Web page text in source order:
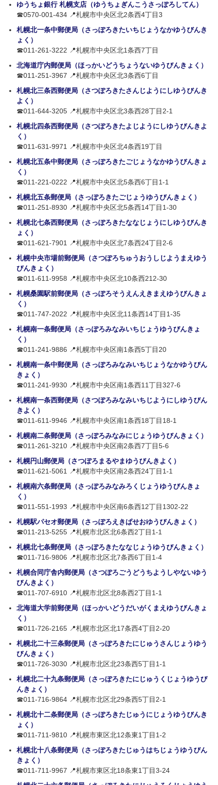
ゆうちょ銀行 札幌支店（ゆうちょぎんこうさっぽろしてん）
☎0570-001-434 📍札幌市中央区北2条西4丁目3
札幌北一条中郵便局（さっぽろきたいちじょうなかゆうびんき
ょく）
☎011-261-3222 📍札幌市中央区北1条西7丁目
北海道庁内郵便局（ほっかいどうちょうないゆうびんきょく）
☎011-251-3967 📍札幌市中央区北3条西6丁目
札幌北三条西郵便局（さつぽろきたさんじようにしゆうびんき
よく）
☎011-644-3205 📍札幌市中央区北3条西28丁目2-1
札幌北四条西郵便局（さつぽろきたよじようにしゆうびんきよ
く）
☎011-631-9971 📍札幌市中央区北4条西19丁目
札幌北五条中郵便局（さっぽろきたごじょうなかゆうびんきょ
く）
☎011-221-0222 📍札幌市中央区北5条西6丁目1-1
札幌北五条郵便局（さっぽろきたごじょうゆうびんきょく）
☎011-251-8930 📍札幌市中央区北5条西14丁目1-30
札幌北七条西郵便局（さっぽろきたななじょうにしゆうびんき
ょく）
☎011-621-7901 📍札幌市中央区北7条西24丁目2-6
札幌中央市場前郵便局（さつぽろちゅうおうしじようまえゆう
びんきょく）
☎011-611-9958 📍札幌市中央区北10条西212-30
札幌桑園駅前郵便局（さっぽろそうえんえきまえゆうびんきょ
く）
☎011-747-2022 📍札幌市中央区北11条西14丁目1-35
札幌南一条郵便局（さっぽろみなみいちじょうゆうびんきょ
く）
☎011-241-9886 📍札幌市中央区南1条西5丁目20
札幌南一条中郵便局（さっぽろみなみいちじょうなかゆうびん
きょく）
☎011-241-9930 📍札幌市中央区南1条西11丁目327-6
札幌南一条西郵便局（さつぽろみなみいちじようにしゆうびん
きよく）
☎011-611-9946 📍札幌市中央区南1条西18丁目18-1
札幌南二条郵便局（さっぽろみなみにじょうゆうびんきょく）
☎011-261-3210 📍札幌市中央区南2条西7丁目5-6
札幌円山郵便局（さつぽろまるやまゆうびんきよく）
☎011-621-5061 📍札幌市中央区南2条西24丁目1-1
札幌南六条郵便局（さっぽろみなみろくじょうゆうびんきょ
く）
☎011-551-1993 📍札幌市中央区南6条西12丁目1302-22
札幌駅パセオ郵便局（さっぽろえきぱせおゆうびんきょく）
☎011-213-5255 📍札幌市北区北6条西2丁目1-1
札幌北七条郵便局（さっぽろきたななじょうゆうびんきょく）
☎011-716-9806 📍札幌市北区北7条西6丁目1-4
札幌合同庁舎内郵便局（さつぽろごうどうちようしやないゆう
びんきよく）
☎011-707-6910 📍札幌市北区北8条西2丁目1-1
北海道大学前郵便局（ほっかいどうだいがくまえゆうびんきょ
く）
☎011-726-2165 📍札幌市北区北17条西4丁目2-20
札幌北二十三条郵便局（さっぽろきたにじゅうさんじょうゆう
びんきょく）
☎011-726-3030 📍札幌市北区北23条西5丁目1-1
札幌北二十九条郵便局（さっぽろきたにじゅうくじょうゆうび
んきょく）
☎011-716-9864 📍札幌市北区北29条西5丁目2-1
札幌北十二条郵便局（さっぽろきたじゅうにじょうゆうびんき
ょく）
☎011-711-9810 📍札幌市東区北12条東1丁目1-2
札幌北十八条郵便局（さっぽろきたじゅうはちじょうゆうびん
きょく）
☎011-711-9967 📍札幌市東区北18条東1丁目3-24